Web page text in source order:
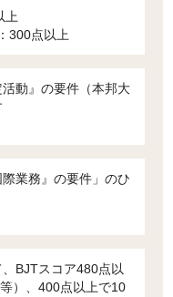
上
300点以上
活動』の要件（本邦大
業務』の要件」のひ
、BJTスコア480点以
）、400点以上で10